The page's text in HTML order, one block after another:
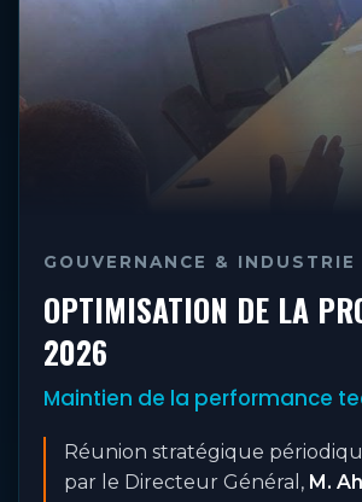
GOUVERNANCE & INDUSTRIE
OPTIMISATION DE LA
2026
Maintien de la performance
Réunion stratégique
par le Directeur Général, M.